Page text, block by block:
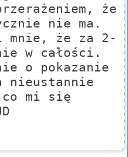
że
nie ma.
mnie, że za 2-
w całości.
o pokazanie
co mi się